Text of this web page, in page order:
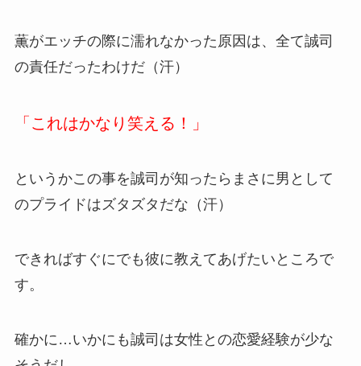
薫がエッチの際に濡れなかった原因は、全て誠司
の責任だったわけだ（汗）
「これはかなり笑える！」
というかこの事を誠司が知ったらまさに男として
のプライドはズタズタだな（汗）
できればすぐにでも彼に教えてあげたいところで
す。
確かに…いかにも誠司は女性との恋愛経験が少な